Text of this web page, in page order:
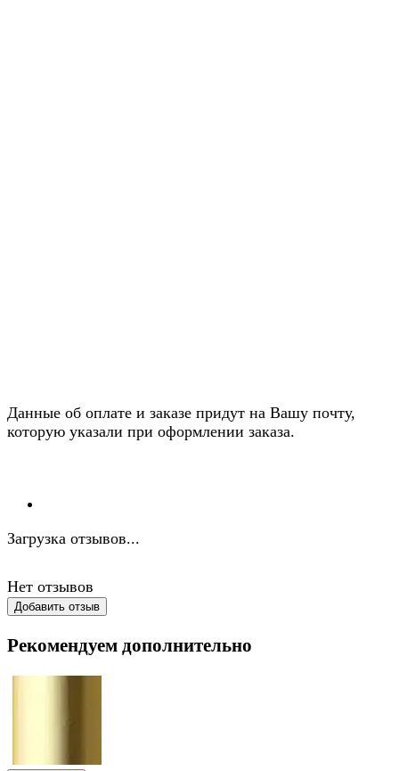
Данные об оплате и заказе придут на Вашу почту,
которую указали при оформлении заказа.
Загрузка отзывов...
Нет отзывов
Добавить отзыв
Рекомендуем дополнительно